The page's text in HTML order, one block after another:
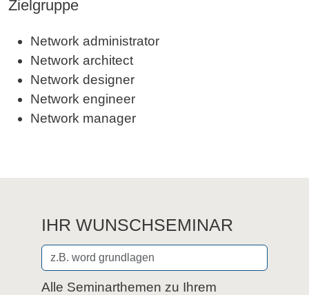
Zielgruppe
Network administrator
Network architect
Network designer
Network engineer
Network manager
IHR WUNSCHSEMINAR
Alle Seminarthemen zu Ihrem